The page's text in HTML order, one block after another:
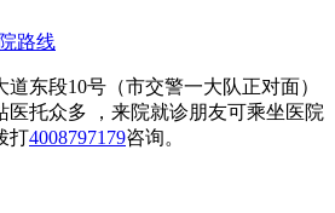
路线
东段10号（市交警一大队正对面）
医托众多 ，来院就诊朋友可乘坐医院
打4008797179咨询。